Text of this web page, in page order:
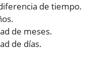
de tiempo.
de meses.
de días.